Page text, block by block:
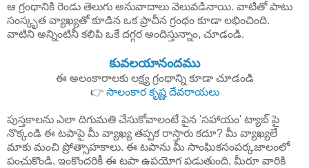
ఆ గ్రంథానికి రెండు తెలుగు అనువాదాలు వెలువడినాయి. వాటితో పాటు
సంస్కృత వ్యాఖ్యతో కూడిన ఒక ప్రాచీన గ్రంథం కూడా లభించింది.
వాటిని అన్నింటినీ కలిపి ఒకే దగ్గర అందిస్తున్నాం, చూడండి.
కువలయానందము
ఈ అలంకారాలకు లక్ష్య గ్రంథాన్ని కూడా చూడండి
👉 సాలంకార కృష్ణ దేవరాయలు
పుస్తకాలను ఎలా దిగుమతి చేసుకోవాలంటే పైన 'సహాయం' ట్యాబ్ పై
నొక్కండి ఈ టపాపై మీ వ్యాఖ్య తప్పక రాస్తారు కదూ? మీ వ్యాఖ్యలే
మాకు మంచి ప్రోత్సాహకాలు. ఈ టపాను మీ సాంఘికసంపర్కజాలంలో
పంచుకొండి. ఇంకొందరికీ ఈ టపా ఉపయోగ పడుతుంది, మీరూ వారికి